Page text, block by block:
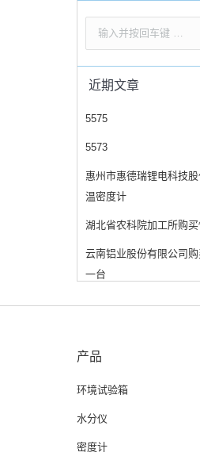
近期文章
5575
5573
惠州市惠德瑞锂电科技
温密度计
湖北省农科院加工所购
云南铝业股份有限公司
一台
产品
环境试验箱
水分仪
密度计